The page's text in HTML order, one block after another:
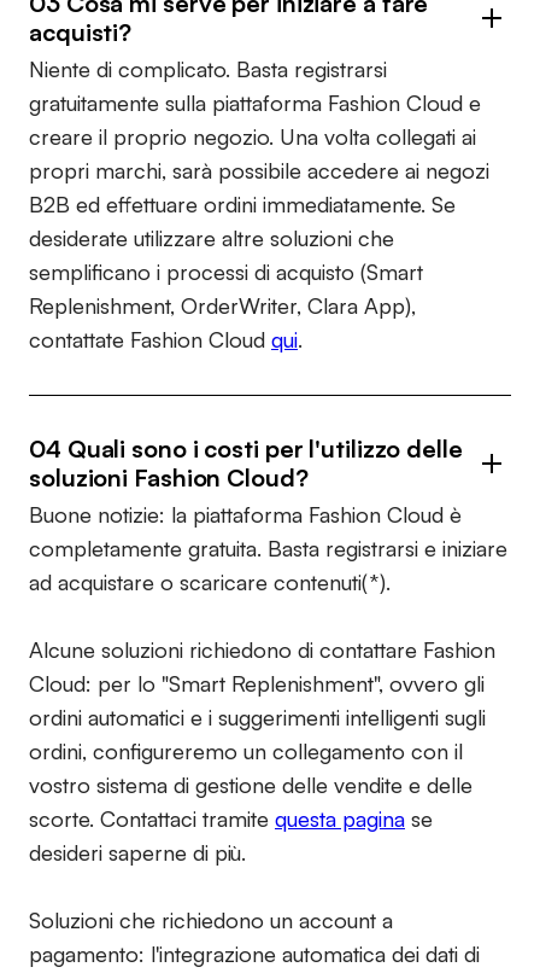
acquisti?
Niente di complicato. Basta registrarsi
gratuitamente sulla piattaforma Fashion Cloud e
creare il proprio negozio. Una volta collegati ai
propri marchi, sarà possibile accedere ai negozi
B2B ed effettuare ordini immediatamente. Se
desiderate utilizzare altre soluzioni che
semplificano i processi di acquisto (Smart
Replenishment, OrderWriter, Clara App),
contattate Fashion Cloud qui.
04 Quali sono i costi per l'utilizzo delle
soluzioni Fashion Cloud?
Buone notizie: la piattaforma Fashion Cloud è
completamente gratuita. Basta registrarsi e iniziare
ad acquistare o scaricare contenuti(*).
Alcune soluzioni richiedono di contattare Fashion
Cloud: per lo "Smart Replenishment", ovvero gli
ordini automatici e i suggerimenti intelligenti sugli
ordini, configureremo un collegamento con il
vostro sistema di gestione delle vendite e delle
scorte. Contattaci tramite questa pagina se
desideri saperne di più.
Soluzioni che richiedono un account a
pagamento: l'integrazione automatica dei dati di